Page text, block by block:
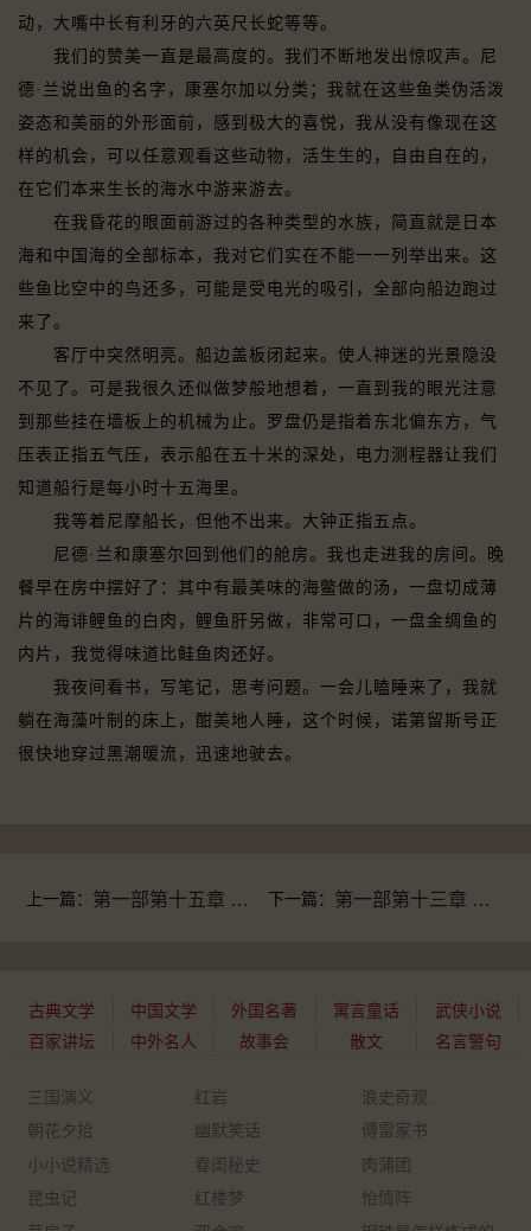
动，大嘴中长有利牙的六英尺长蛇等等。
我们的赞美一直是最高度的。我们不断地发出惊叹声。尼
德·兰说出鱼的名字，康塞尔加以分类；我就在这些鱼类伪活泼
姿态和美丽的外形面前，感到极大的喜悦，我从没有像现在这
样的机会，可以任意观看这些动物，活生生的，自由自在的，
在它们本来生长的海水中游来游去。
在我昏花的眼面前游过的各种类型的水族，简直就是日本
海和中国海的全部标本，我对它们实在不能一一列举出来。这
些鱼比空中的鸟还多，可能是受电光的吸引，全部向船边跑过
来了。
客厅中突然明亮。船边盖板闭起来。使人神迷的光景隐没
不见了。可是我很久还似做梦般地想着，一直到我的眼光注意
到那些挂在墙板上的机械为止。罗盘仍是指着东北偏东方，气
压表正指五气压，表示船在五十米的深处，电力测程器让我们
知道船行是每小时十五海里。
我等着尼摩船长，但他不出来。大钟正指五点。
尼德·兰和康塞尔回到他们的舱房。我也走进我的房间。晚
餐早在房中摆好了：其中有最美味的海鳖做的汤，一盘切成薄
片的海诽鲤鱼的白肉，鲤鱼肝另做，非常可口，一盘金绸鱼的
内片，我觉得味道比鲑鱼肉还好。
我夜间看书，写笔记，思考问题。一会儿瞌睡来了，我就
躺在海藻叶制的床上，酣美地人睡，这个时候，诺第留斯号正
很快地穿过黑潮暖流，迅速地驶去。
上一篇： 第一部第十五章 一封邀请书 下一篇： 第一部第十三章 一些数目字
古典文学 中国文学 外国名著 寓言童话
武侠小说
百家讲坛
中外名人 故事会 散文 名言警句
三国演义 红岩
浪史奇观
朝花夕拾
幽默笑话
傅雷家书
小小说精选
春闺秘史
肉蒲团
昆虫记
红楼梦
怡情阵